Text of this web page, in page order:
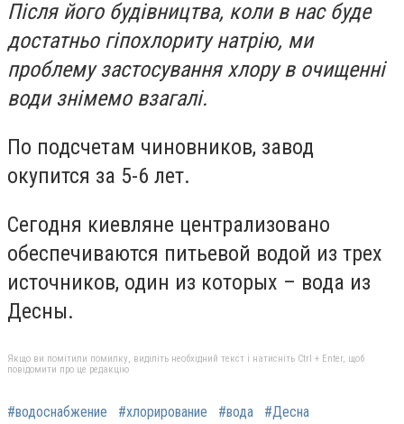
Після його будівництва, коли в нас буде
достатньо гіпохлориту натрію, ми
проблему застосування хлору в очищенні
води знімемо взагалі.
По подсчетам чиновников, завод
окупится за 5-6 лет.
Сегодня киевляне централизовано
обеспечиваются питьевой водой из трех
источников, один из которых – вода из
Десны.
Якщо ви помітили помилку, виділіть необхідний текст і натисніть Ctrl + Enter, щоб
повідомити про це редакцію
#водоснабжение #хлорирование #вода #Десна